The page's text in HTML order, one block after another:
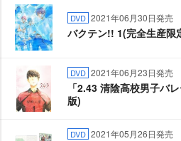
DVD 2021年06月30日発売
バクテン!! 1(完全生産限
DVD 2021年06月23日発売
「2.43 清陰高校男子バ
版)
DVD 2021年05月26日発売